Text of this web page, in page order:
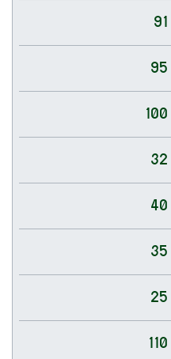
91
95
100
32
40
35
25
110